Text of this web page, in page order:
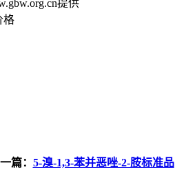
提供
格
一篇： 5-溴-1,3-苯并恶唑-2-胺标准品